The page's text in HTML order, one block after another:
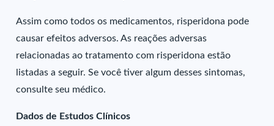
Assim como todos os medicamentos, risperidona pode
causar efeitos adversos. As reações adversas
relacionadas ao tratamento com risperidona estão
listadas a seguir. Se você tiver algum desses sintomas,
consulte seu médico.
Dados de Estudos Clínicos